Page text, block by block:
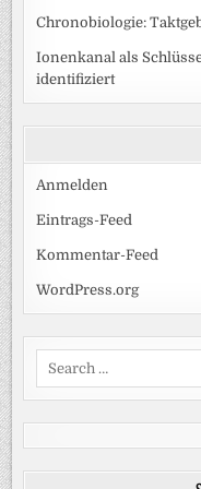
Chronobiologie:
Ionenkanal als
identifiziert
Anmelden
Eintrags-Feed
Kommentar-Feed
WordPress.org